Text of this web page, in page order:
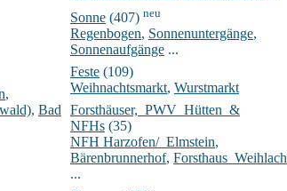
,
, Bad
Sonne (407) neu
Regenbogen, Sonnenuntergänge,
Sonnenaufgänge ...
Feste (109)
Weihnachtsmarkt, Wurstmarkt
Forsthäuser,_PWV_Hütten_&
NFHs (35)
NFH Harzofen/_Elmstein,
Bärenbrunnerhof, Forsthaus_Weihlach
...